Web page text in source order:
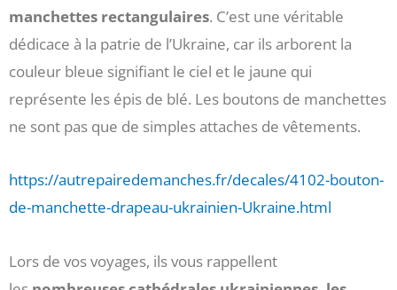
manchettes rectangulaires. C’est une véritable
dédicace à la patrie de l’Ukraine, car ils arborent la
couleur bleue signifiant le ciel et le jaune qui
représente les épis de blé. Les boutons de manchettes
ne sont pas que de simples attaches de vêtements.
https://autrepairedemanches.fr/decales/4102-bouton-
de-manchette-drapeau-ukrainien-Ukraine.html
Lors de vos voyages, ils vous rappellent